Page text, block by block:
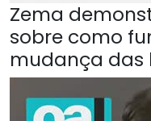
Zema
sobre como
mudança das